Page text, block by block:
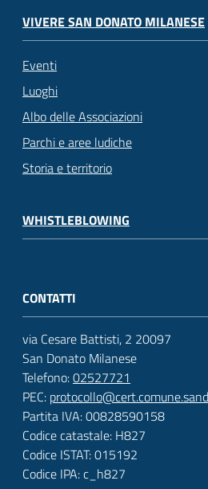
VIVERE SAN DONATO MILANESE
Eventi
Luoghi
Albo delle Associazioni
Parchi e aree ludiche
Storia e territorio
WHISTLEBLOWING
CONTATTI
via Cesare Battisti, 2 20097
San Donato Milanese
Telefono:02527721
PEC:
Partita IVA: 00828590158
Codice catastale: H827
Codice ISTAT: 015192
Codice IPA: c_h827